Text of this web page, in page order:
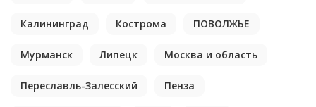
Калининград Кострома ПОВОЛЖЬЕ
Мурманск Липецк Москва и область
Переславль-Залесский Пенза